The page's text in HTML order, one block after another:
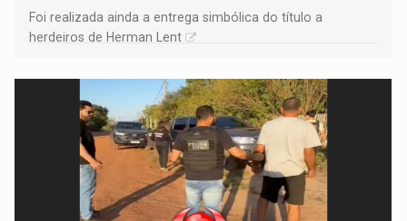
Foi realizada ainda a entrega simbólica do título a
herdeiros de Herman Lent